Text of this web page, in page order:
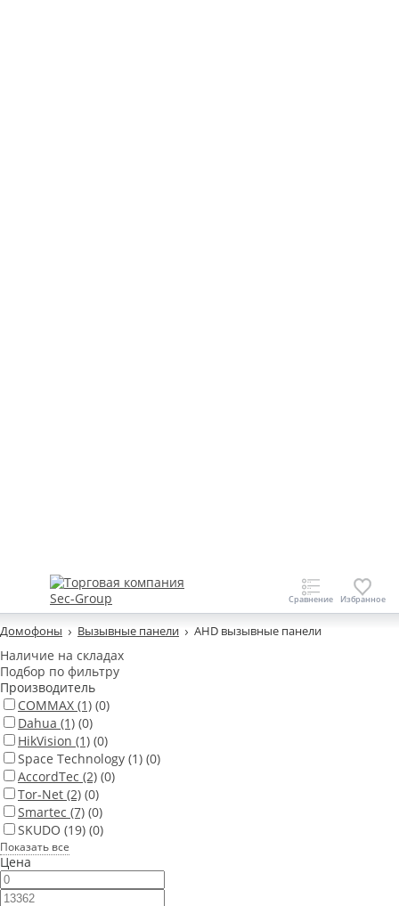
Домофоны Вызывные панели AHD вызывные панели
Наличие на складах
Подбор по фильтру
Производитель
COMMAX (1) (0)
Dahua (1) (0)
HikVision (1) (0)
Space Technology (1) (0)
AccordTec (2) (0)
Tor-Net (2) (0)
Smartec (7) (0)
SKUDO (19) (0)
Показать все
Цена